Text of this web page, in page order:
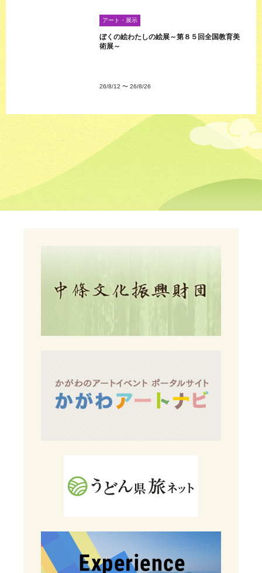
アート・展示
ぼくの絵わたしの絵展～第８５回全国教育美
術展～
26/8/12 〜 26/8/26